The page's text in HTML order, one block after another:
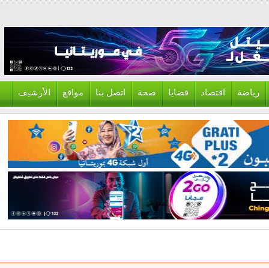
اقتصاد قضايا صحة اتصل بنا مواقع الأرشيف